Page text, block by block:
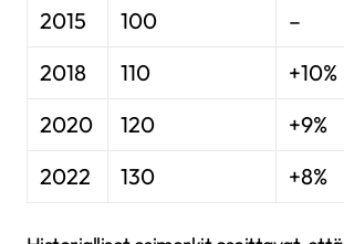
2015
100
–
2018
110
+10%
2020
120
+9%
2022
130 +8%